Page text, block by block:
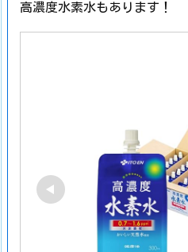
高濃度水素水もあります！